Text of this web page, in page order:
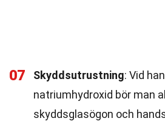
07 Skyddsutrustning: Vid
natriumhydroxid bör man
skyddsglasögon och